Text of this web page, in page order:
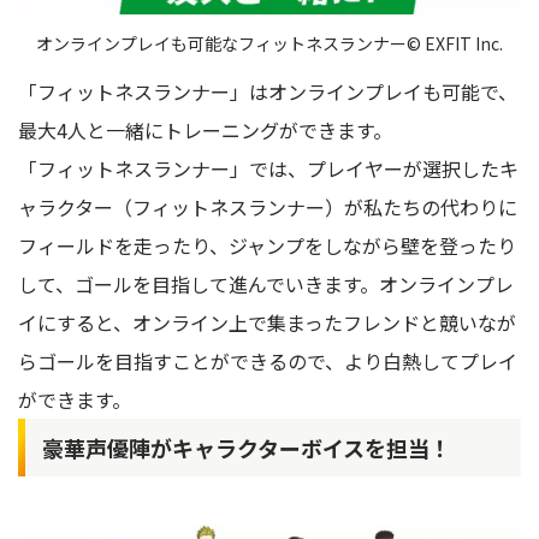
オンラインプレイも可能なフィットネスランナー© EXFIT Inc.
「フィットネスランナー」はオンラインプレイも可能で、
最大4人と一緒にトレーニングができます。
「フィットネスランナー」では、プレイヤーが選択したキ
ャラクター（フィットネスランナー）が私たちの代わりに
フィールドを走ったり、ジャンプをしながら壁を登ったり
して、ゴールを目指して進んでいきます。オンラインプレ
イにすると、オンライン上で集まったフレンドと競いなが
らゴールを目指すことができるので、より白熱してプレイ
ができます。
豪華声優陣がキャラクターボイスを担当！